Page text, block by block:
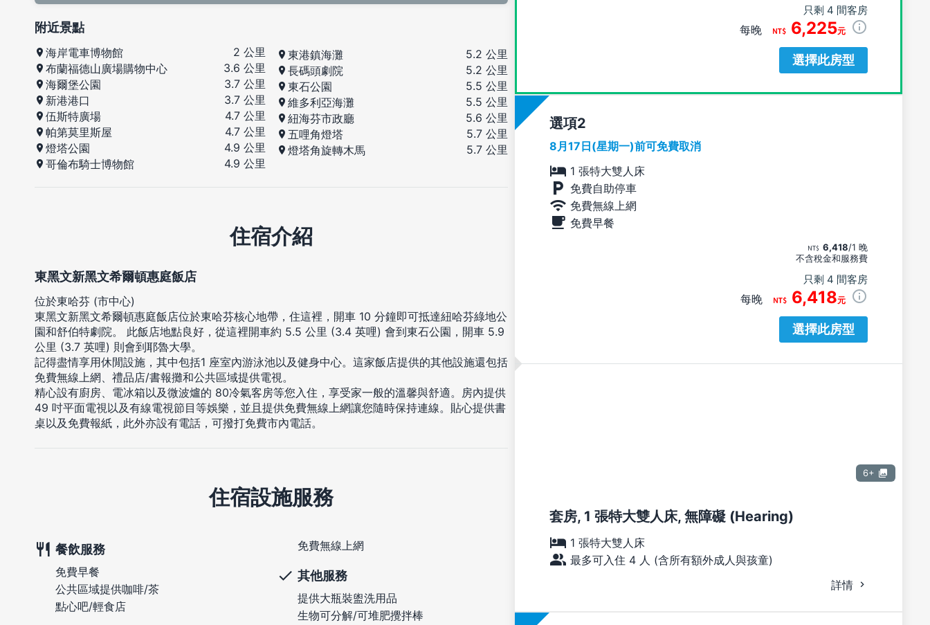
只剩 4 間客房
每晚 6,225元
選擇此房型
選項
8月17日(星期一)前可免費取消
1 張特大雙人床
免費自助停車
免費無線上網
免費早餐
6,418/1 晚
不含稅金和服務費
只剩 4 間客房
每晚 6,418元
選擇此房型
6+
套房, 1 張特大雙人床, 無障礙 (Hearing)
1 張特大雙人床
最多可入住 4 人 (含所有額外成人與孩童)
詳情
附近景點
海岸電車博物館
2 公里
布蘭福德山廣場購物中心
3.6 公里
海爾堡公園
3.7 公里
新港港口
3.7 公里
伍斯特廣場
4.7 公里
帕第莫里斯屋
4.7 公里
燈塔公園
4.9 公里
哥倫布騎士博物館
4.9 公里
東港鎮海灘
5.2 公里
長碼頭劇院
5.2 公里
東石公園
5.5 公里
維多利亞海灘
5.5 公里
紐海芬市政廳
5.6 公里
五哩角燈塔
5.7 公里
燈塔角旋轉木馬
5.7 公里
住宿介紹
東黑文新黑文希爾頓惠庭飯店
位於東哈芬 (市中心)
東黑文新黑文希爾頓惠庭飯店位於東哈芬核心地帶，住這裡，開車 10 分鐘即可抵達紐哈芬綠地公
園和舒伯特劇院。 此飯店地點良好，從這裡開車約 5.5 公里 (3.4 英哩) 會到東石公園，開車 5.9
公里 (3.7 英哩) 則會到耶魯大學。
記得盡情享用休閒設施，其中包括1 座室內游泳池以及健身中心。這家飯店提供的其他設施還包括
免費無線上網、禮品店/書報攤和公共區域提供電視。
精心設有廚房、電冰箱以及微波爐的 80冷氣客房等您入住，享受家一般的溫馨與舒適。房內提供
49 吋平面電視以及有線電視節目等娛樂，並且提供免費無線上網讓您隨時保持連線。貼心提供書
桌以及免費報紙，此外亦設有電話，可撥打免費市內電話。
住宿設施服務
餐飲服務
免費早餐
公共區域提供咖啡/茶
點心吧/輕食店
免費無線上網
其他服務
提供大瓶裝盥洗用品
生物可分解/可堆肥攪拌棒